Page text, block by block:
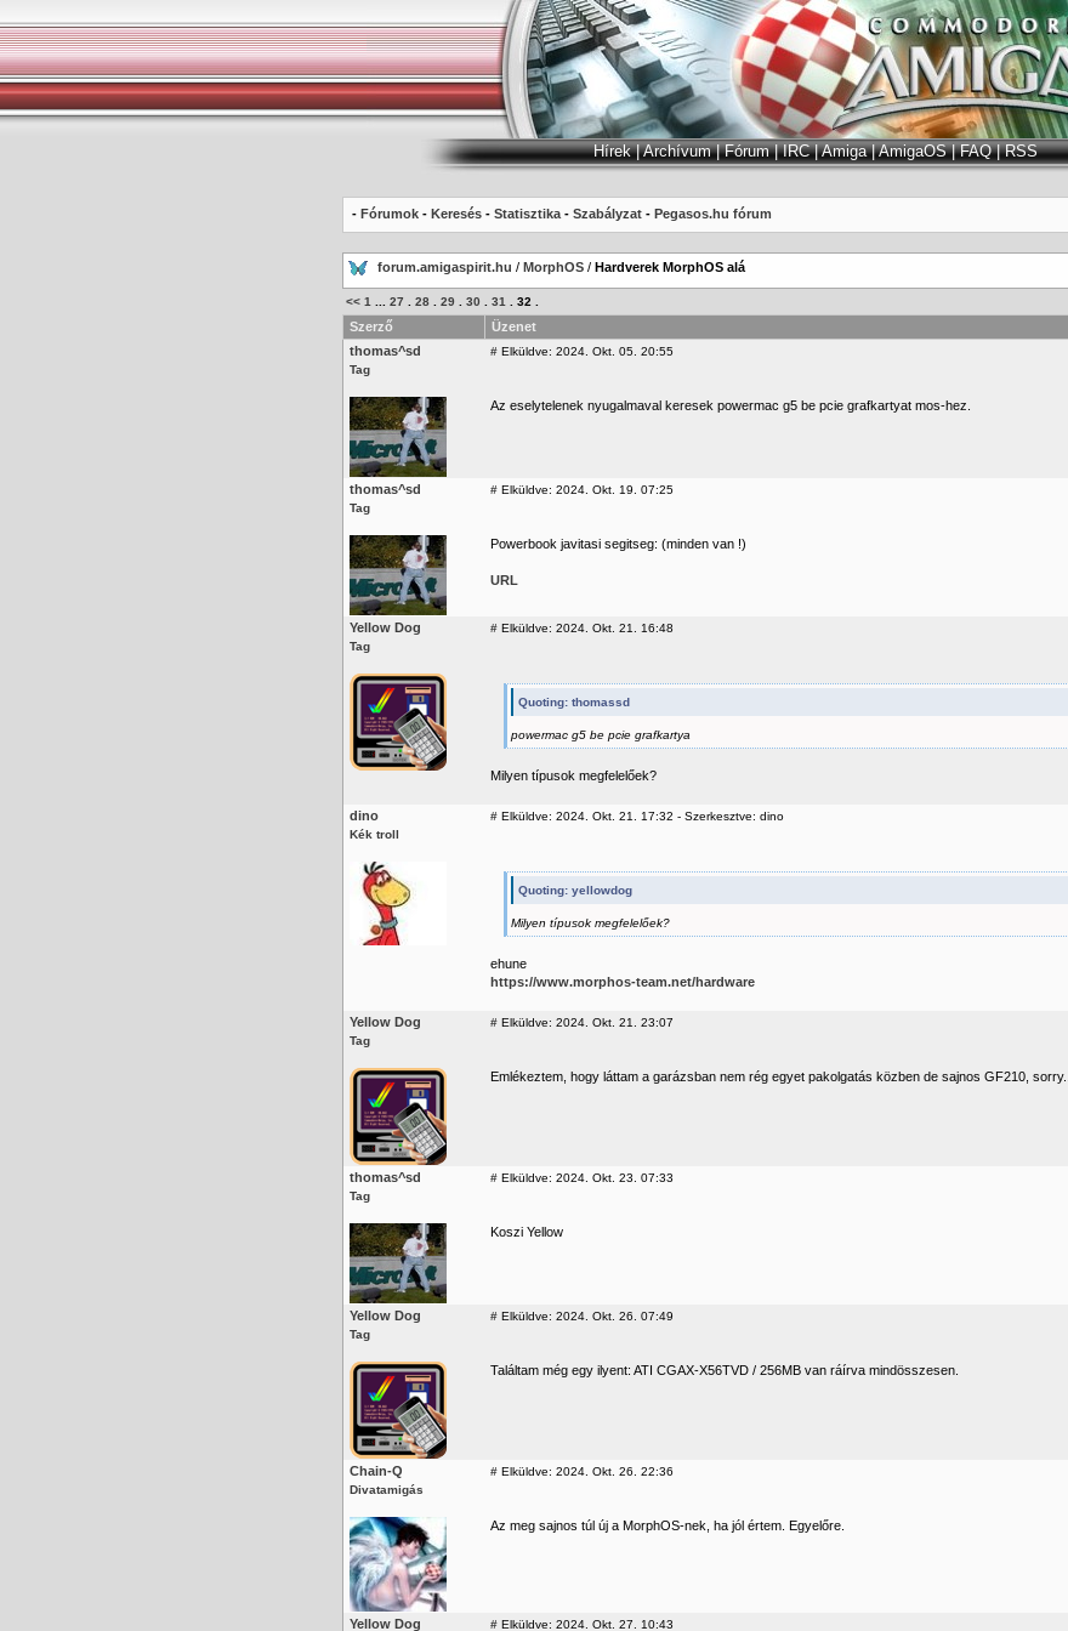
Hírek|Archívum|Fórum|IRC|Amiga|AmigaOS|FAQ|RSS
- Fórumok - Keresés - Statisztika - Szabályzat - Pegasos.hu fórum
forum.amigaspirit.hu / MorphOS / Hardverek MorphOS alá
<< 1 27 28 29 30 31 32
Szerző
Üzenet
thomas^sd
Tag
# Elküldve: 2024. Okt. 05. 20:55
Az eselytelenek nyugalmaval keresek powermac g5 be pcie grafkartyat mos-hez.
thomas^sd
Tag
# Elküldve: 2024. Okt. 19. 07:25
Powerbook javitasi segitseg: (minden van !)
URL
Yellow Dog
Tag
# Elküldve: 2024. Okt. 21. 16:48
Quoting: thomassd
powermac g5 be pcie grafkartya
Milyen típusok megfelelőek?
dino
Kék troll
# Elküldve: 2024. Okt. 21. 17:32 - Szerkesztve: dino
Quoting: yellowdog
Milyen típusok megfelelőek?
ehune
https://www.morphos-team.net/hardware
Yellow Dog
Tag
# Elküldve: 2024. Okt. 21. 23:07
Emlékeztem, hogy láttam a garázsban nem rég egyet pakolgatás közben de sajnos GF210, sorry...
thomas^sd
Tag
# Elküldve: 2024. Okt. 23. 07:33
Koszi Yellow
Yellow Dog
Tag
# Elküldve: 2024. Okt. 26. 07:49
Találtam még egy ilyent: ATI CGAX-X56TVD / 256MB van ráírva mindösszesen.
Chain-Q
Divatamigás
# Elküldve: 2024. Okt. 26. 22:36
Az meg sajnos túl új a MorphOS-nek, ha jól értem. Egyelőre.
Yellow Dog # Elküldve: 2024. Okt. 27. 10:43